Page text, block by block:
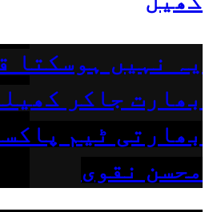
یہ نہیں ہوسکتا
بھارت جاکر
بھارتی ٹیم
محسن نقوی